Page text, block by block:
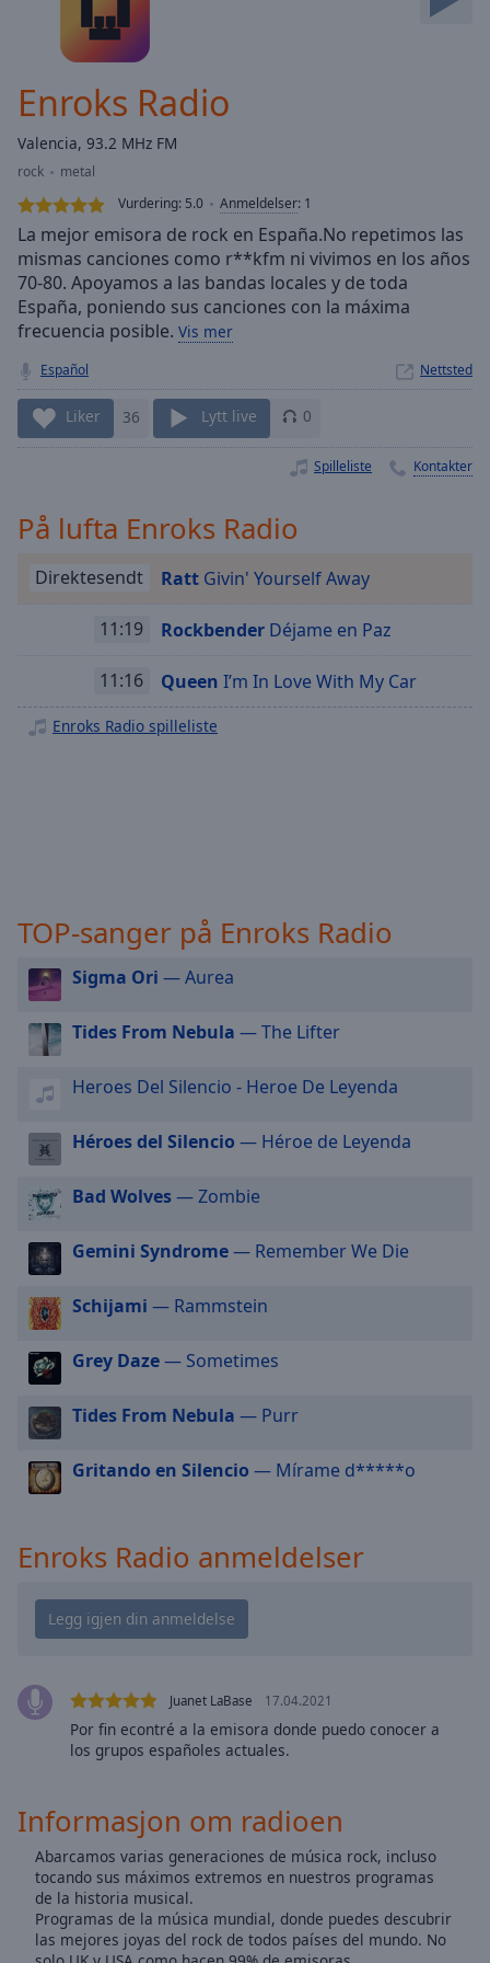
Current
Time 0:00
Duration-:-
Loaded :
0.00%
Stream
TypeLIVE
Seek to
live,
currently
behind
Remaining
Time-
Chapters
descriptions
selected
dialog
off
selected
Audio
Track
Picture-
Picture
Fullscreen
modal
window.
Beginning
dialog
window.
Escape
cancel
and
the
window.
Opacity
Color
Opacity
Caption
Enroks Radio
Valencia, 93.2 MHz FM
rock
metal
Vurdering: 5.0 Anmeldelser: 1
La mejor emisora de rock en España.No repetimos las
mismas canciones como r**kfm ni vivimos en los años
70-80. Apoyamos a las bandas locales y de toda
España, poniendo sus canciones con la máxima
frecuencia posible. Vis mer
Español Nettsted
Liker 36 Lytt live 0
Spilleliste Kontakter
På lufta Enroks Radio
Direktesendt Ratt Givin' Yourself Away
11:19 Rockbender Déjame en Paz
11:16 Queen I’m In Love With My Car
Enroks Radio spilleliste
TOP-sanger på Enroks Radio
Sigma Ori — Aurea
Tides From Nebula — The Lifter
Heroes Del Silencio - Heroe De Leyenda
Héroes del Silencio — Héroe de Leyenda
Bad Wolves— Zombie
Gemini Syndrome— Remember We Die
Schijami — Rammstein
Grey Daze— Sometimes
Tides From Nebula — Purr
Gritando en Silencio — Mírame d*****o
Enroks Radio anmeldelser
Juanet LaBase 17.04.2021
Por fin econtré a la emisora donde puedo conocer a
los grupos españoles actuales.
Informasjon om radioen
Abarcamos varias generaciones de música rock, incluso
tocando sus máximos extremos en nuestros programas
de la historia musical.
Programas de la música mundial, donde puedes descubrir
las mejores joyas del rock de todos países del mundo. No